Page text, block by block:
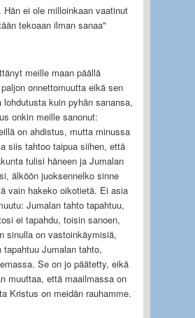
Hän ei ole milloinkaan vaatinut
tekoaan ilman sanaa"
meille maan päällä
onnettomuutta eikä sen
lohdutusta kuin pyhän sanansa,
onkin meille sanonut:
on ahdistus, mutta minussa
siis tahtoo taipua siihen, että
tulisi häneen ja Jumalan
älköön juoksennelko sinne
vain hakeko oikotietä. Ei asia
Jumalan tahto tapahtuu,
ei tapahdu, toisin sanoen,
sinulla on vastoinkäymisiä,
tapahtuu Jumalan tahto,
Se on jo päätetty, eikä
muuttaa, että maailmassa on
Kristus on meidän rauhamme.